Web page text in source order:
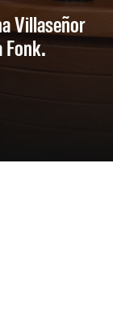
Villaseñor
Fonk.